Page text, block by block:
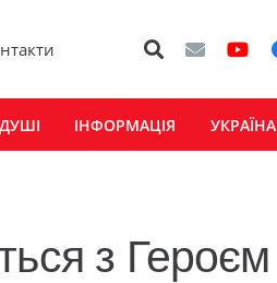
ІНФОРМАЦІЯ УКРАЇНА
з Героєм